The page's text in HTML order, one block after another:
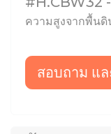
ความสูงจากพื้นดิ
สอบถาม แ